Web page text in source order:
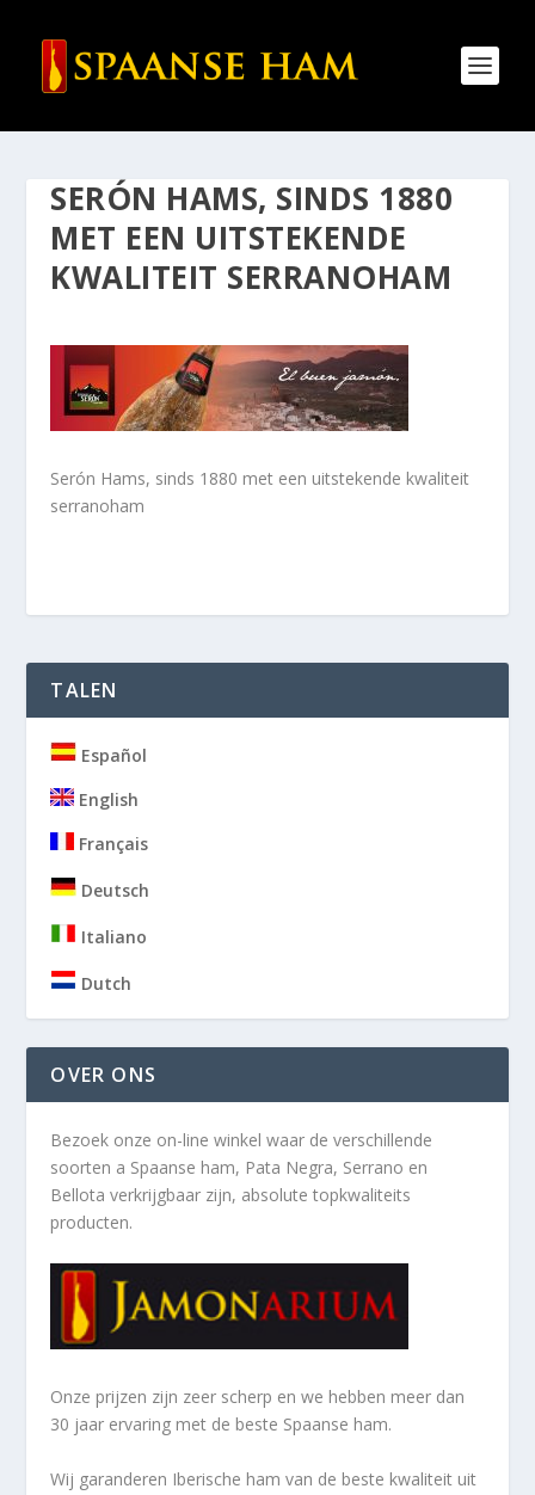
SERÓN HAMS, SINDS 1880
MET EEN UITSTEKENDE
KWALITEIT SERRANOHAM
Serón Hams, sinds 1880 met een uitstekende kwaliteit
serranoham
TALEN
Español
English
Français
Deutsch
Italiano
Dutch
OVER ONS
Bezoek onze on-line winkel waar de verschillende
soorten a Spaanse ham, Pata Negra, Serrano en
Bellota verkrijgbaar zijn, absolute topkwaliteits
producten.
Onze prijzen zijn zeer scherp en we hebben meer dan
30 jaar ervaring met de beste Spaanse ham.
Wij garanderen Iberische ham van de beste kwaliteit uit